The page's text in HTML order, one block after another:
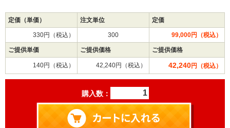
定価（単価） 注文単位 定価
330円（税込） 300 99,000円（税込）
ご提供単価 ご提供価格 ご提供価格
140円（税込） 42,240円（税込） 42,240円（税込）
購入数：